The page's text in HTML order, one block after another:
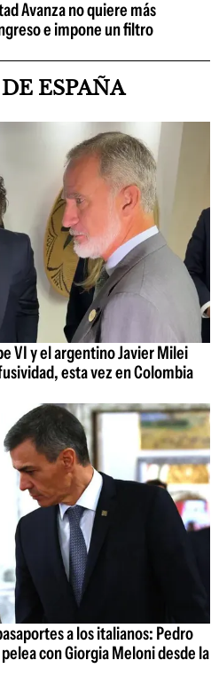
Avanza no quiere más
e impone un filtro
ESPAÑA
VI y el argentino Javier Milei
esta vez en Colombia
a los italianos: Pedro
con Giorgia Meloni desde la